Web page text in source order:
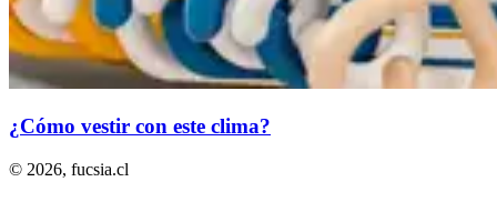
¿Cómo vestir con este clima?
© 2026, fucsia.cl